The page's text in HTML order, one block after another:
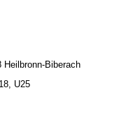
Heilbronn-Biberach
U25